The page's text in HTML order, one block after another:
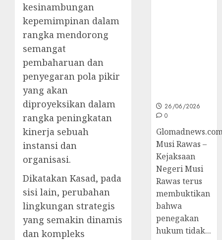
kesinambungan
kepemimpinan dalam
rangka mendorong
semangat
pembaharuan dan
penyegaran pola pikir
yang akan
diproyeksikan dalam
rangka peningkatan
kinerja sebuah
instansi dan
organisasi.
Dikatakan Kasad, pada
sisi lain, perubahan
lingkungan strategis
yang semakin dinamis
dan kompleks
26/06/2026
0
Musi Rawas –
Kejaksaan
Negeri Musi
Rawas terus
membuktikan
bahwa
penegakan
hukum tidak...